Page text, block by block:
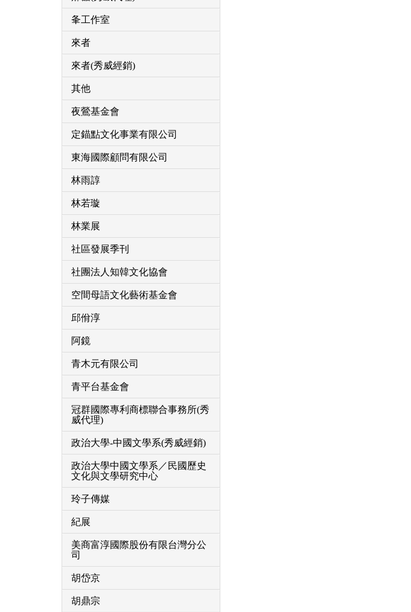
夆工作室
來者
來者(秀威經銷)
其他
夜鶯基金會
定錨點文化事業有限公司
東海國際顧問有限公司
林雨諄
林若璇
林業展
社區發展季刊
社團法人知韓文化協會
空間母語文化藝術基金會
邱佾淳
阿鏡
青木元有限公司
青平台基金會
冠群國際專利商標聯合事務所(秀
威代理)
政治大學-中國文學系(秀威經銷)
政治大學中國文學系／民國歷史
文化與文學研究中心
玲子傳媒
紀展
美商富淳國際股份有限台灣分公
司
胡岱京
胡鼎宗